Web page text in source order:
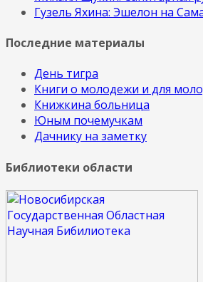
Гузель Яхина: Эшелон на
Последние материалы
День тигра
Книги о молодежи и для
Книжкина больница
Юным почемучкам
Дачнику на заметку
Библиотеки области